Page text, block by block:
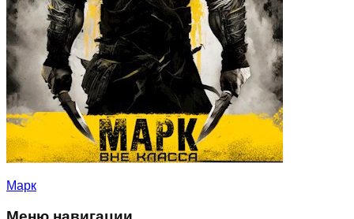
Марк